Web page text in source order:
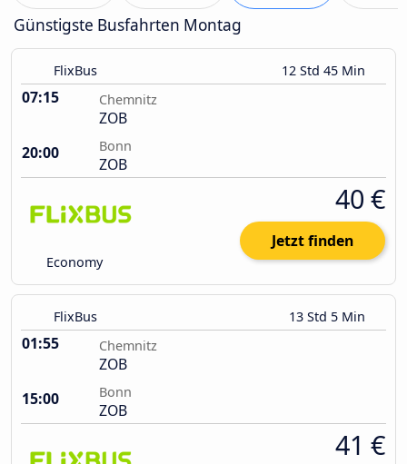
Günstigste Busfahrten Montag
FlixBus 12 Std 45 Min
07:15 Chemnitz
ZOB
20:00
Bonn
ZOB
Economy
40 €
Jetzt finden
FlixBus 13 Std 5 Min
01:55 Chemnitz
ZOB
15:00
Bonn
ZOB
41 €